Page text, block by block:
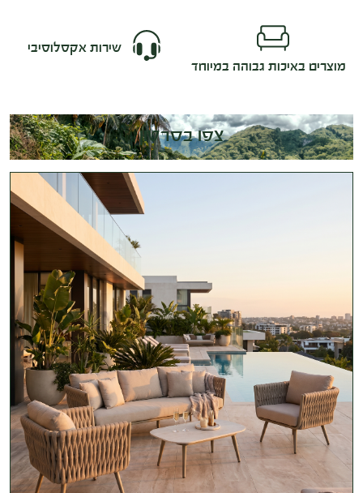
מוצרים באיכות גבוהה במיוחד
שירות אקסלוסיבי
צפו בסרטון